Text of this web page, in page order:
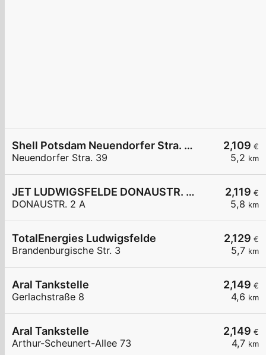
2,109 €
5,2 km
Shell Potsdam Neuendorfer Stra. 39
Neuendorfer Stra. 39
2,119 €
5,8 km
JET LUDWIGSFELDE DONAUSTR. 2 A
DONAUSTR. 2 A
2,129 €
5,7 km
TotalEnergies Ludwigsfelde
Brandenburgische Str. 3
2,149 €
4,6 km
Aral Tankstelle
Gerlachstraße 8
2,149 €
4,7 km
Aral Tankstelle
Arthur-Scheunert-Allee 73